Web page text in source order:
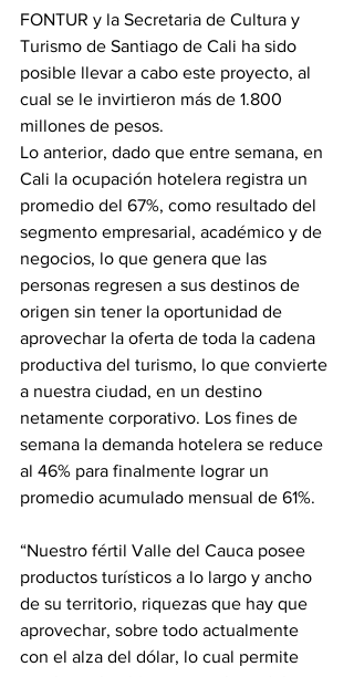
FONTUR y la Secretaria de Cultura y
Turismo de Santiago de Cali ha sido
posible llevar a cabo este proyecto, al
cual se le invirtieron más de 1.800
millones de pesos.
Lo anterior, dado que entre semana, en
Cali la ocupación hotelera registra un
promedio del 67%, como resultado del
segmento empresarial, académico y de
negocios, lo que genera que las
personas regresen a sus destinos de
origen sin tener la oportunidad de
aprovechar la oferta de toda la cadena
productiva del turismo, lo que convierte
a nuestra ciudad, en un destino
netamente corporativo. Los fines de
semana la demanda hotelera se reduce
al 46% para finalmente lograr un
promedio acumulado mensual de 61%.
“Nuestro fértil Valle del Cauca posee
productos turísticos a lo largo y ancho
de su territorio, riquezas que hay que
aprovechar, sobre todo actualmente
con el alza del dólar, lo cual permite